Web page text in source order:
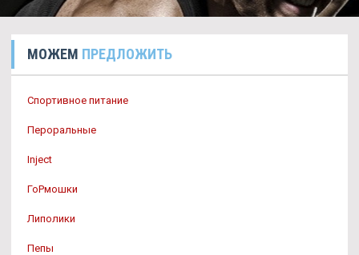
МОЖЕМ ПРЕДЛОЖИТЬ
Спортивное питание
Пероральные
Inject
ГоРмошки
Липолики
Пепы